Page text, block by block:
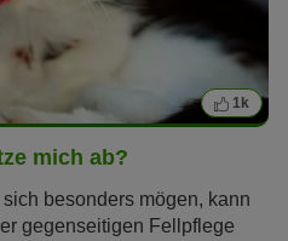
1k
mich ab?
besonders mögen, kann
gegenseitigen Fellpflege